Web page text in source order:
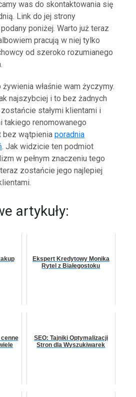
was do skontaktowania się
Link do jej strony
poniżej. Warto już teraz
pracują w niej tylko
od szeroko rozumianego
właśnie wam życzymy.
najszybciej i to bez żadnych
stałymi klientami i
takiego renomowanego
bez wątpieniaporadnia
. Jak widzicie ten podmiot
w pełnym znaczeniu tego
zostańcie jego najlepiej
artykuły:
Ekspert Kredytowy Monika
Rytel z Białegostoku
SEO: Tajniki Optymalizacji
Stron dla Wyszukiwarek